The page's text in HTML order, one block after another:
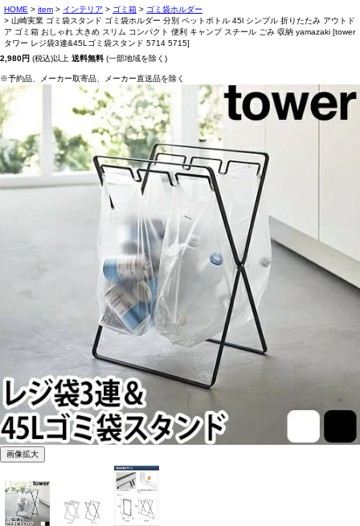
HOME item インテリア ゴミ箱
ゴミ袋ホルダー
山崎実業 ゴミ袋スタンド ゴミ袋ホルダー 分別 ペットボトル 45l シンプル 折りたたみ アウトド
ア ゴミ箱 おしゃれ 大きめ スリム コンパクト 便利 キャンプ スチール ごみ 収納 yamazaki [tower
タワー レジ袋3連&45Lゴミ袋スタンド 5714 5715]
2,980円 (税込)以上 送料無料 (一部地域を除く)
※予約品、メーカー取寄品、メーカー直送品を除く
画像拡大